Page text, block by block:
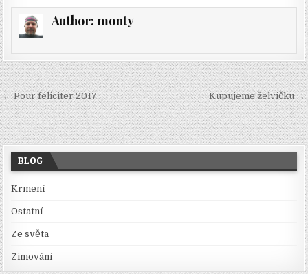
Author: monty
Navigace
pro
příspěvek
← Pour féliciter 2017 Kupujeme želvičku →
BLOG
Krmení
Ostatní
Ze světa
Zimování